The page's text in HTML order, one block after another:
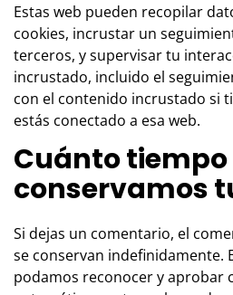
Estas web pueden recopilar
cookies, incrustar un
terceros, y supervisar tu
incrustado, incluido el
con el contenido incrustado si
estás conectado a esa web.
Cuánto tiempo
conservamos
Si dejas un comentario, el
se conservan indefinidamente.
podamos reconocer y aprobar